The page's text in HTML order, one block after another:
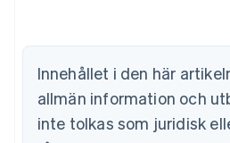
Innehållet i den här
allmän information och
inte tolkas som juridisk
Bulgarien
English
Cypern
English